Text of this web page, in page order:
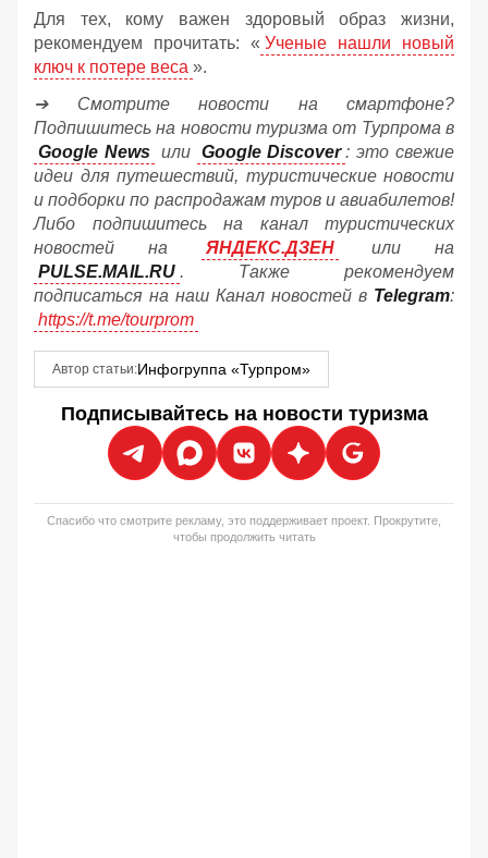
Для тех, кому важен здоровый образ жизни,
рекомендуем прочитать: « Ученые нашли новый
ключ к потере веса ».
➔ Смотрите новости на смартфоне?
Подпишитесь на новости туризма от Турпрома в
Google News или Google Discover : это свежие
идеи для путешествий, туристические новости
и подборки по распродажам туров и авиабилетов!
Либо подпишитесь на канал туристических
новостей на
ЯНДЕКС.ДЗЕН
или на
PULSE.MAIL.RU . Также рекомендуем
подписаться на наш Канал новостей в Telegram:
https://t.me/tourprom
Автор статьи:Инфогруппа «Турпром»
Подписывайтесь на новости туризма
Спасибо что смотрите рекламу, это поддерживает проект. Прокрутите,
чтобы продолжить читать